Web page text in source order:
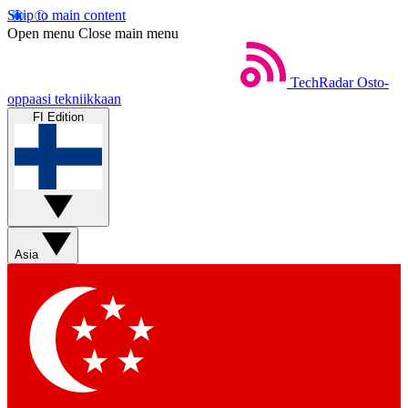
Skip to main content
Open menu Close main menu
TechRadar Osto-
oppaasi tekniikkaan
FI Edition
Asia